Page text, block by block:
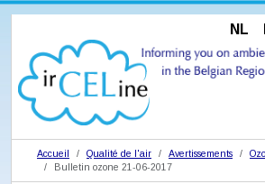
NL
Accueil Qualité de l'air Avertissements
Bulletin ozone 21-06-2017